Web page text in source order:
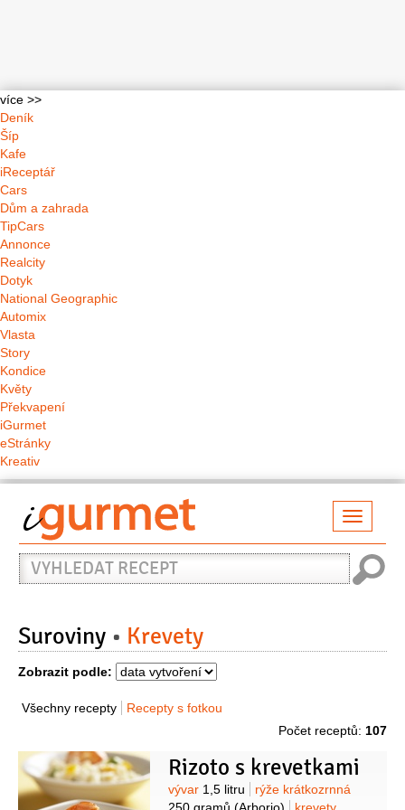
více >>
Deník
Šíp
Kafe
iReceptář
Cars
Dům a zahrada
TipCars
Annonce
Realcity
Dotyk
National Geographic
Automix
Vlasta
Story
Kondice
Květy
Překvapení
iGurmet
eStránky
Kreativ
Vyhledat
recept
Suroviny Krevety
Zobrazit podle:
Všechny recepty
Recepty s fotkou
Počet receptů: 107
Rizoto s krevetkami
Suroviny
vývar 1,5 litru
rýže krátkozrnná